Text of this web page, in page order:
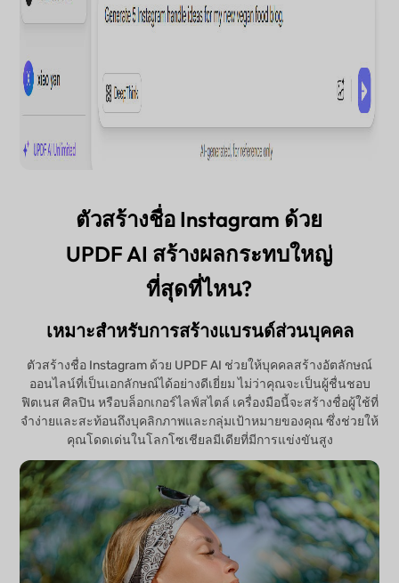
ตัวสร้างชื่อ Instagram ด้วย
UPDF AI สร้างผลกระทบใหญ่
ที่สุดที่ไหน?
เหมาะสำหรับการสร้างแบรนด์ส่วนบุคคล
ตัวสร้างชื่อ Instagram ด้วย UPDF AI ช่วยให้บุคคลสร้างอัตลักษณ์
ออนไลน์ที่เป็นเอกลักษณ์ได้อย่างดีเยี่ยม ไม่ว่าคุณจะเป็นผู้ชื่นชอบ
ฟิตเนส ศิลปิน หรือบล็อกเกอร์ไลฟ์สไตล์ เครื่องมือนี้จะสร้างชื่อผู้ใช้ที่
จำง่ายและสะท้อนถึงบุคลิกภาพและกลุ่มเป้าหมายของคุณ ซึ่งช่วยให้
คุณโดดเด่นในโลกโซเชียลมีเดียที่มีการแข่งขันสูง